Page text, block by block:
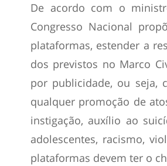
De acordo com o
Congresso Nacional
plataformas, estender a
dos previstos no Marco
por publicidade, ou seja,
qualquer promoção de
instigação, auxílio ao
adolescentes, racismo,
plataformas devem ter o